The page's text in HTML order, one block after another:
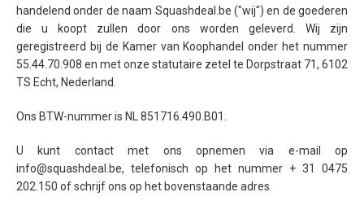
handelend onder de naam Squashdeal.be ("wij") en de goederen
die u koopt zullen door ons worden geleverd. Wij zijn
geregistreerd bij de Kamer van Koophandel onder het nummer
55.44.70.908 en met onze statutaire zetel te Dorpstraat 71, 6102
TS Echt, Nederland.
Ons BTW-nummer is NL 851716.490.B01.
U kunt contact met ons opnemen via e-mail op
info@squashdeal.be, telefonisch op het nummer + 31 0475
202.150 of schrijf ons op het bovenstaande adres.